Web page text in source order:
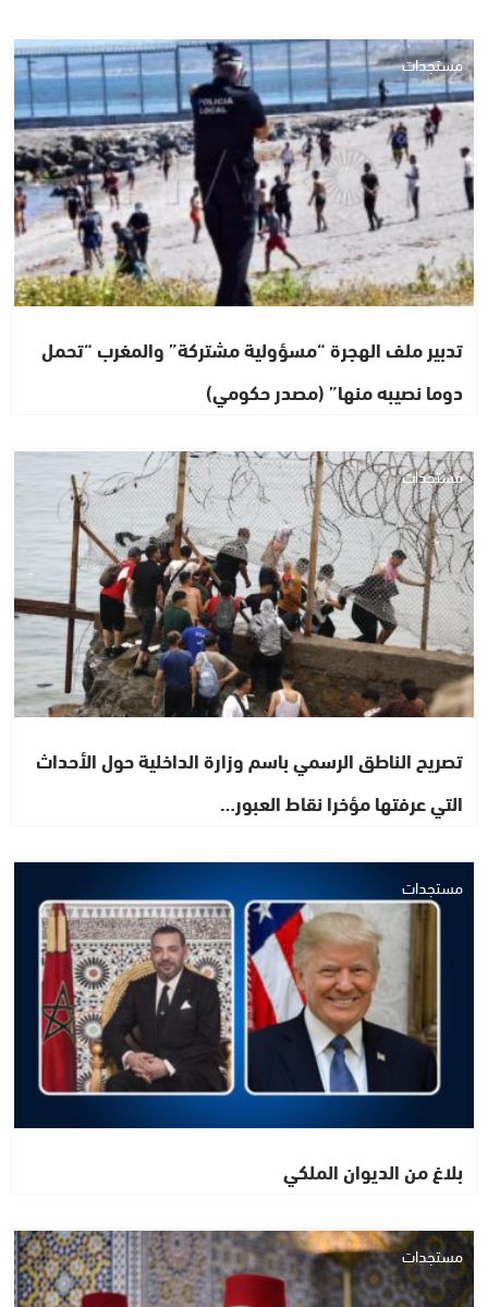
مستجدات
تدبير ملف الهجرة “مسؤولية مشتركة” والمغرب “تحمل
دوما نصيبه منها” (مصدر حكومي)
مستجدات
تصريح الناطق الرسمي باسم وزارة الداخلية حول الأحداث
التي عرفتها مؤخرا نقاط العبور…
مستجدات
بلاغ من الديوان الملكي
مستجدات